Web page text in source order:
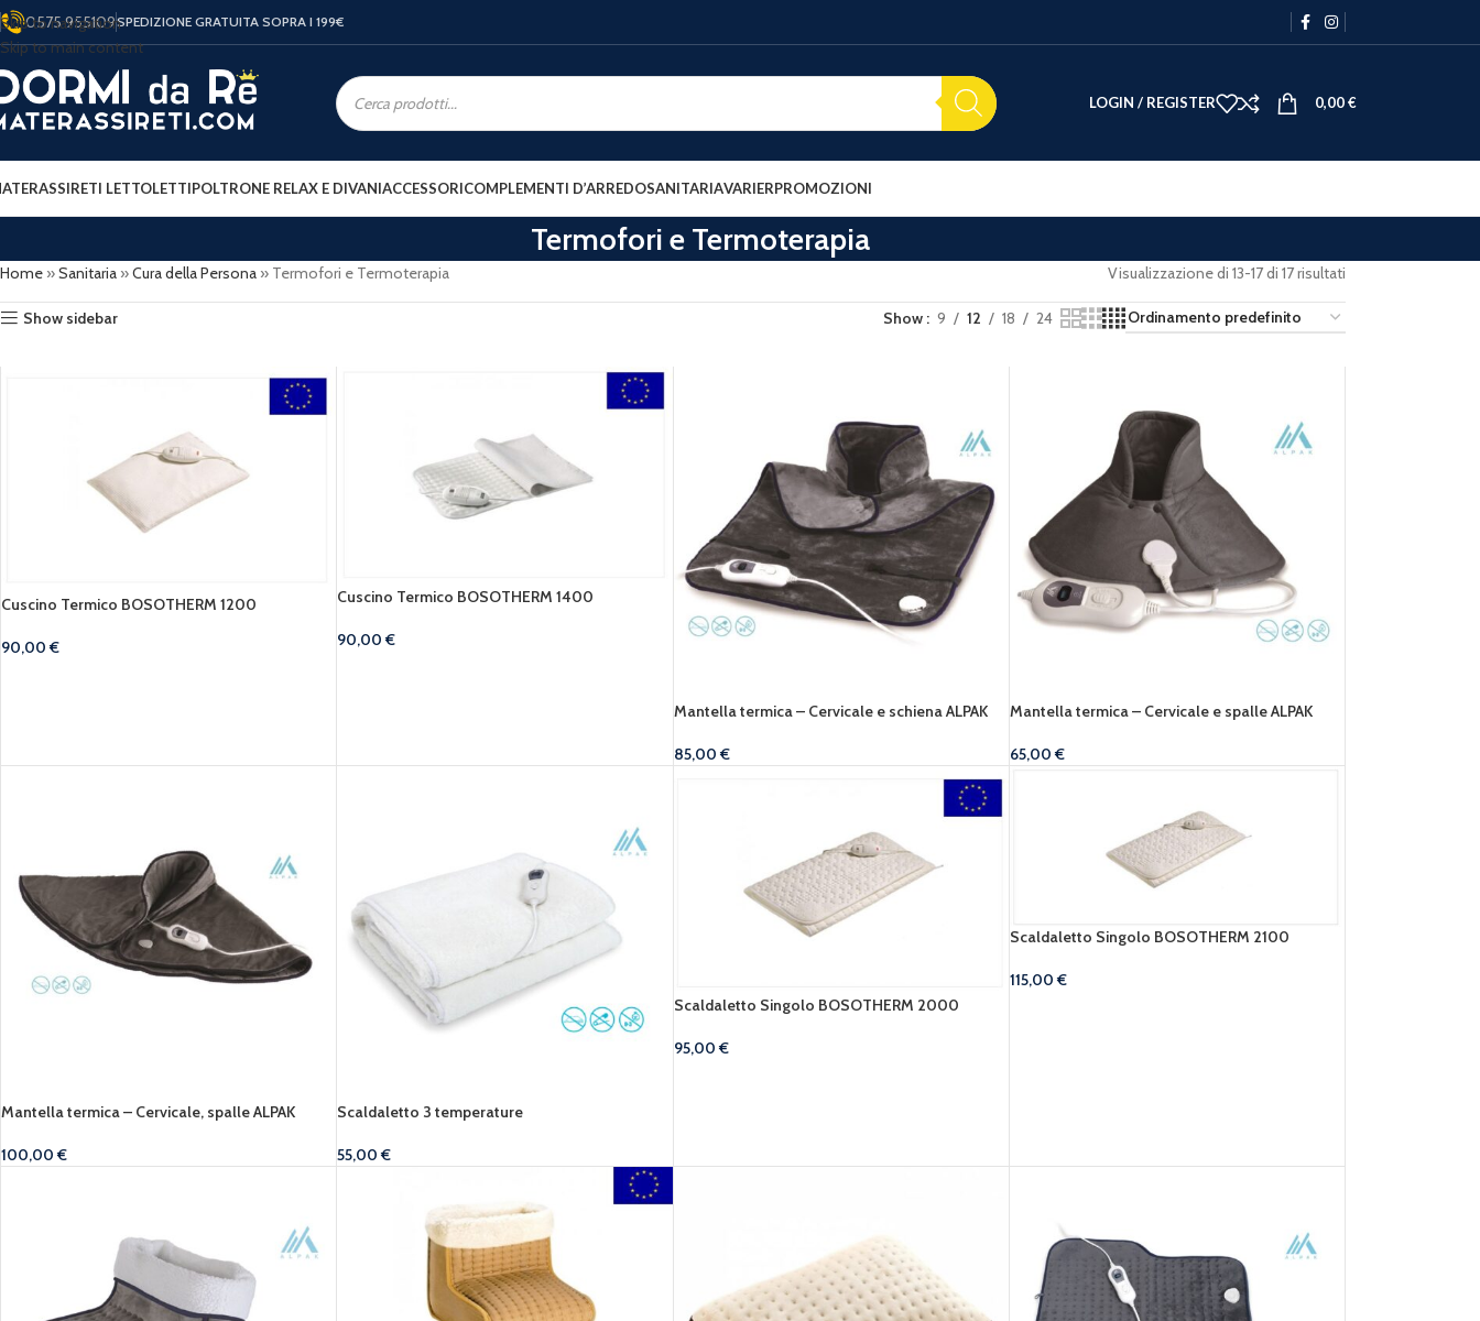
Skip to navigation
Skip to main content
0575 955109SPEDIZIONE GRATUITA SOPRA I 199€
LOGIN / REGISTER 0,00€
RETI LETTOLETTIPOLTRONE RELAX E DIVANIACCESSORICOMPLEMENTI D’ARREDOSANITARIAVARIERPROMOZIONI
Termofori e Termoterapia
Home »Sanitaria »Cura della Persona » Termofori e Termoterapia Visualizzazione di 13-17 di 17 risultati
Show sidebar Show 9 12 18 24
Cuscino Termico BOSOTHERM 1200
90,00€
Cuscino Termico BOSOTHERM 1400
90,00€
Mantella termica – Cervicale e schiena ALPAK
85,00€
Mantella termica – Cervicale e spalle ALPAK
65,00€
Mantella termica – Cervicale, spalle ALPAK
100,00€
Scaldaletto 3 temperature
55,00€
Scaldaletto Singolo BOSOTHERM 2000
95,00€
Scaldaletto Singolo BOSOTHERM 2100
115,00€